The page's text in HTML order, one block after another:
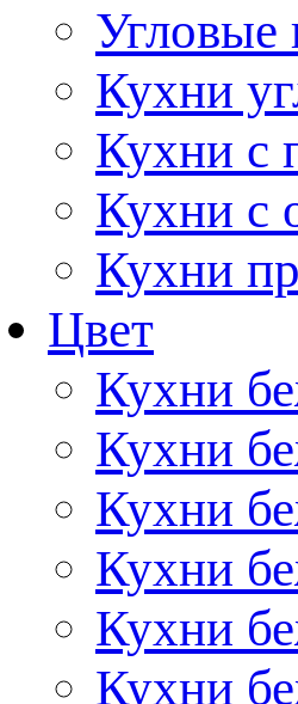
Угловые
Кухни
Кухни с
Кухни с
Кухни
Цвет
Кухни
Кухни
Кухни
Кухни
Кухни
Кухни